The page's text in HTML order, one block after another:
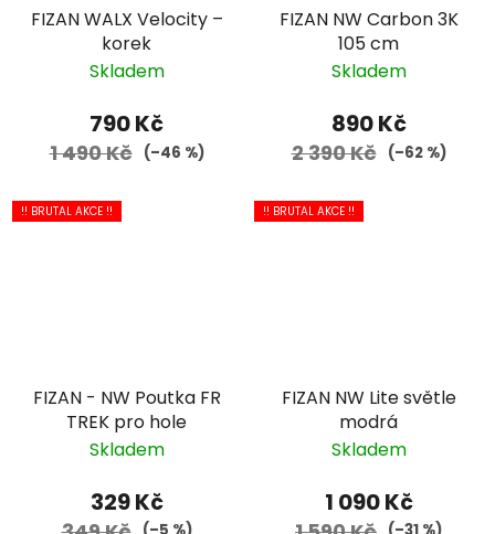
FIZAN WALX Velocity –
korek
Skladem
790 Kč
1 490 Kč (–46 %)
FIZAN NW Carbon 3K
105 cm
Skladem
890 Kč
2 390 Kč (–62 %)
!! BRUTAL AKCE !!
FIZAN - NW Poutka FR
TREK pro hole
Skladem
329 Kč
!! BRUTAL AKCE !!
FIZAN NW Lite světle
modrá
Skladem
1 090 Kč